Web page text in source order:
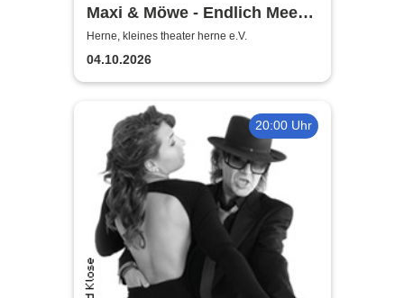
Maxi & Möwe - Endlich Meer!
Interaktives Kindermusical |
Kleines Theater Herne
Herne, kleines theater herne e.V.
04.10.2026
20:00 Uhr